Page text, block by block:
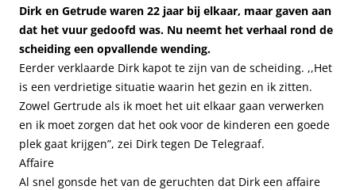
Dirk en Getrude waren 22 jaar bij elkaar, maar gaven aan
dat het vuur gedoofd was. Nu neemt het verhaal rond de
scheiding een opvallende wending.
Eerder verklaarde Dirk kapot te zijn van de scheiding. ,,Het
is een verdrietige situatie waarin het gezin en ik zitten.
Zowel Gertrude als ik moet het uit elkaar gaan verwerken
en ik moet zorgen dat het ook voor de kinderen een goede
plek gaat krijgen”, zei Dirk tegen De Telegraaf.
Affaire
Al snel gonsde het van de geruchten dat Dirk een affaire